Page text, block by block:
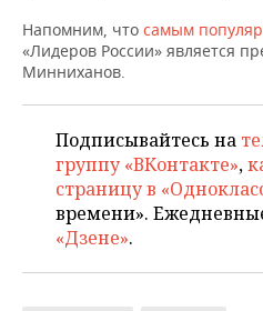
ОТКРЫТАЯ ЛЕКЦИЯ
БАСКЕТБОЛ
ВОЛЕЙБОЛ
КИБЕРСПОРТ
ФИГУРНОЕ КАТАНИЕ
ВОДНЫЕ ВИДЫ СПОРТА
ИНФРАСТРУКТУРА
ИСТОРИЯ
КУЛЬТУРА
МЕДИЦИНА
ОБРАЗОВАНИЕ
СПРАВОЧНИК
СПИСОК ПЕРСОН
СПИСОК КОМПАНИЙ
ПОЛНАЯ ВЕРСИЯ
Напомним, что самым
«Лидеров России» является
Минниханов.
Подписывайтесь на
группу «ВКонтакте»,
страницу в
времени».
«Дзене».